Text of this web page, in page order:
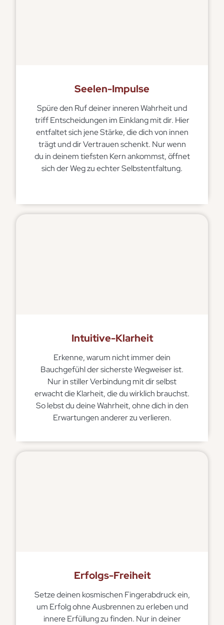
Seelen-Impulse
Spüre den Ruf deiner inneren Wahrheit und
triff Entscheidungen im Einklang mit dir. Hier
entfaltet sich jene Stärke, die dich von innen
trägt und dir Vertrauen schenkt. Nur wenn
du in deinem tiefsten Kern ankommst, öffnet
sich der Weg zu echter Selbstentfaltung.
Intuitive-Klarheit
Erkenne, warum nicht immer dein
Bauchgefühl der sicherste Wegweiser ist.
Nur in stiller Verbindung mit dir selbst
erwacht die Klarheit, die du wirklich brauchst.
So lebst du deine Wahrheit, ohne dich in den
Erwartungen anderer zu verlieren.
Erfolgs-Freiheit
Setze deinen kosmischen Fingerabdruck ein,
um Erfolg ohne Ausbrennen zu erleben und
innere Erfüllung zu finden. Nur in deiner